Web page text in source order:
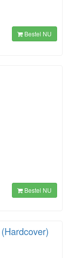
Bestel NU
Bestel NU